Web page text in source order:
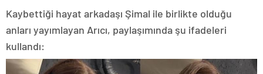
Kaybettiği hayat arkadaşı Şimal ile birlikte olduğu
anları yayımlayan Arıcı, paylaşımında şu ifadeleri
kullandı: